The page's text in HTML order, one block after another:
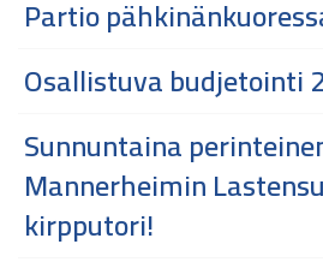
Partio
Osallistuva budjetointi
Sunnuntaina
Mannerheimin
kirpputori!